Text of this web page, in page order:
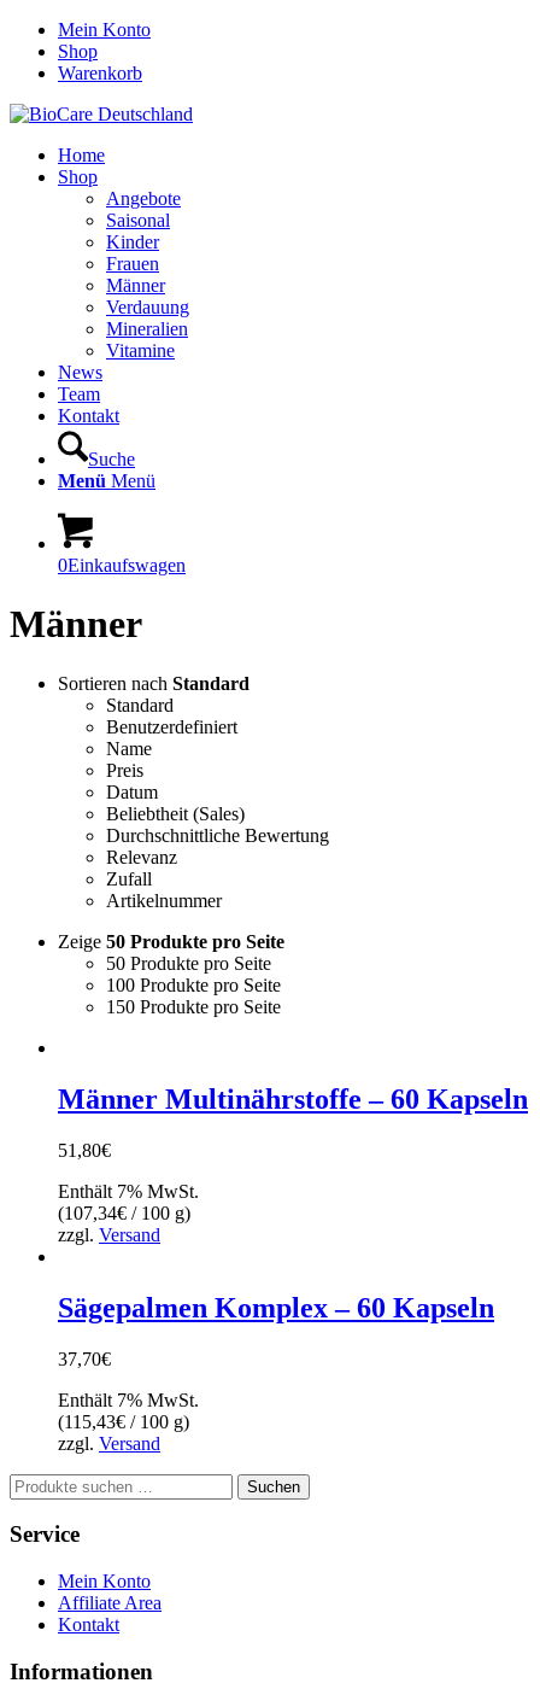
Mein Konto
Shop
Warenkorb
Home
Shop
Angebote
Saisonal
Kinder
Frauen
Männer
Verdauung
Mineralien
Vitamine
News
Team
Kontakt
Suche
Menü Menü
0Einkaufswagen
Männer
Sortieren nach Standard
Standard
Benutzerdefiniert
Name
Preis
Datum
Beliebtheit (Sales)
Durchschnittliche Bewertung
Relevanz
Zufall
Artikelnummer
Zeige 50 Produkte pro Seite
50 Produkte pro Seite
100 Produkte pro Seite
150 Produkte pro Seite
Männer Multinährstoffe – 60 Kapseln
51,80€
Enthält 7% MwSt.
(107,34€ / 100 g)
zzgl. Versand
Sägepalmen Komplex – 60 Kapseln
37,70€
Enthält 7% MwSt.
(115,43€ / 100 g)
zzgl. Versand
Suchen
nach:
Suchen
Service
Mein Konto
Affiliate Area
Kontakt
Informationen